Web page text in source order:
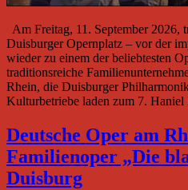
Am Freitag, 11. September 2026,
Duisburger Opernplatz – vor der
wieder zu einem der beliebtesten
traditionsreiche
Rhein, die Duisburger
Kulturbetriebe laden zum 7.
Deutsche Oper am
Familienoper „Die
Duisburg